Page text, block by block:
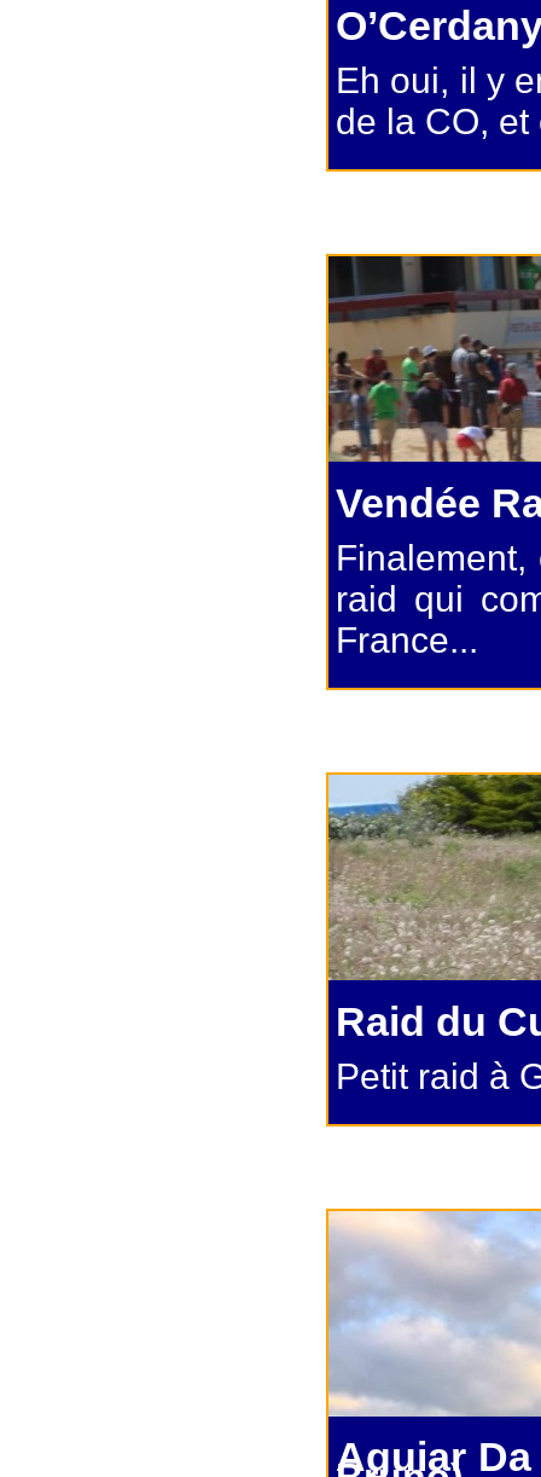
Eh oui, il y
de la CO, et
Vendée
Finalement,
raid qui
France...
Raid du
Petit raid à
Aguiar